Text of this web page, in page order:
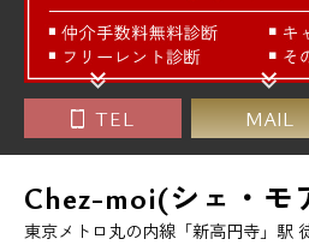
TEL MAIL
Chez-moi(シェ・モ
東京メトロ丸の内線「新高円寺」駅